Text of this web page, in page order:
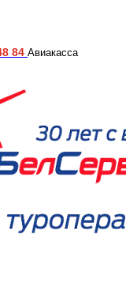
84 Авиакасса